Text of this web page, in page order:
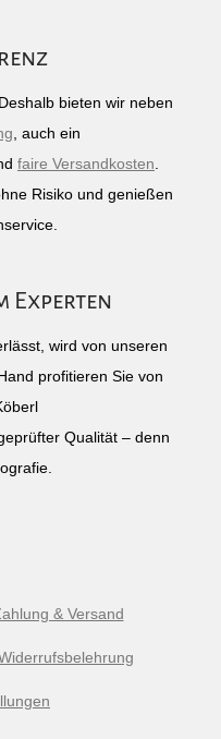
bieten wir neben
, auch ein
faire Versandkosten.
Risiko und genießen
Experten
wird von unseren
profitieren Sie von
Qualität – denn
& Versand